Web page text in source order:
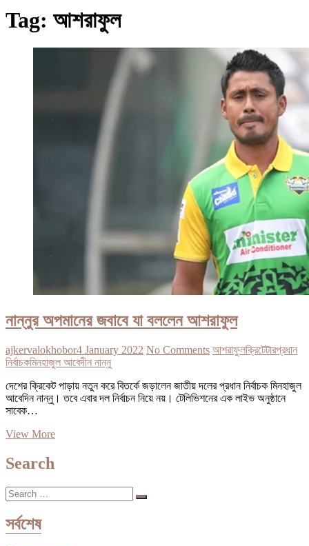
Tag: আশরাফুল
নান্নুর অপমানের জবাবে যা বললেন আশরাফুল
ajkervalokhobor4 January 2022 No Comments আশরাফুলক্রিটেটারপ্রধান
নির্বাচকমিনহাজুল আবেদীন নান্নু
দেশের ক্রিকেট পাড়ায় নতুন করে বিতর্কে জড়ালেন জাতীয় দলের প্রধান নির্বাচক মিনহাজুল
আবেদিন নান্নু। তবে এবার দল নির্বাচন নিয়ে নয়। টেলিভিশনের এক লাইভ অনুষ্ঠানে
সাবেক…
View Moreনান্নুর
Search
Search
…
সর্বশেষ